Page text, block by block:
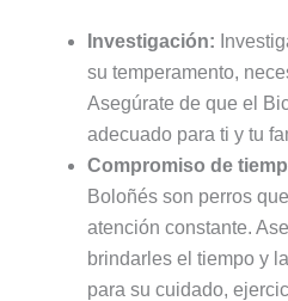
Investigación:
su temperamento,
Asegúrate de que el
adecuado para ti y tu
Compromiso de
Boloñés son perros
atención constante.
brindarles el tiempo y
para su cuidado,